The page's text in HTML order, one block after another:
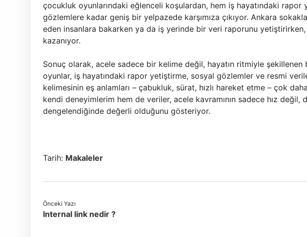
çocukluk oyunlarındaki eğlenceli koşulardan, hem iş hayatındaki rapor
gözlemlere kadar geniş bir yelpazede karşımıza çıkıyor. Ankara
eden insanlara bakarken ya da iş yerinde bir veri raporunu
kazanıyor.
Sonuç olarak, acele sadece bir kelime değil, hayatın ritmiyle
oyunlar, iş hayatındaki rapor yetiştirme, sosyal gözlemler ve resmi
kelimesinin eş anlamları – çabukluk, sürat, hızlı hareket etme – çok
kendi deneyimlerim hem de veriler, acele kavramının sadece hız değil,
dengelendiğinde değerli olduğunu gösteriyor.
Tarih: Makaleler
Önceki Yazı
Internal link nedir ?